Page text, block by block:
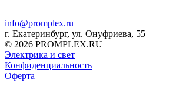
info@promplex.ru
г. Екатеринбург, ул. Онуфриева, 55
© 2026 PROMPLEX.RU
Электрика и свет
Конфиденциальность
Оферта